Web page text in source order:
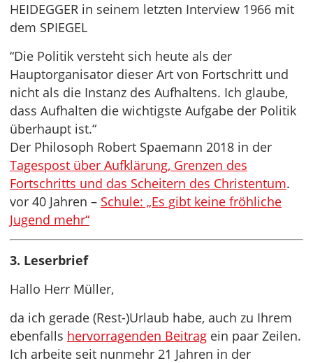
HEIDEGGER in seinem letzten Interview 1966 mit
dem SPIEGEL
“Die Politik versteht sich heute als der
Hauptorganisator dieser Art von Fortschritt und
nicht als die Instanz des Aufhaltens. Ich glaube,
dass Aufhalten die wichtigste Aufgabe der Politik
überhaupt ist.“
Der Philosoph Robert Spaemann 2018 in der
Tagespost über Aufklärung, Grenzen des
Fortschritts und das Scheitern des Christentum.
vor 40 Jahren – Schule: „Es gibt keine fröhliche
Jugend mehr“
3. Leserbrief
Hallo Herr Müller,
da ich gerade (Rest-)Urlaub habe, auch zu Ihrem
ebenfalls hervorragenden Beitrag ein paar Zeilen.
Ich arbeite seit nunmehr 21 Jahren in der